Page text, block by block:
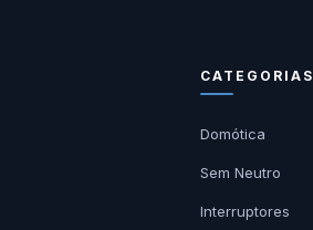
CATEGORIAS
Domótica
Sem Neutro
Interruptores